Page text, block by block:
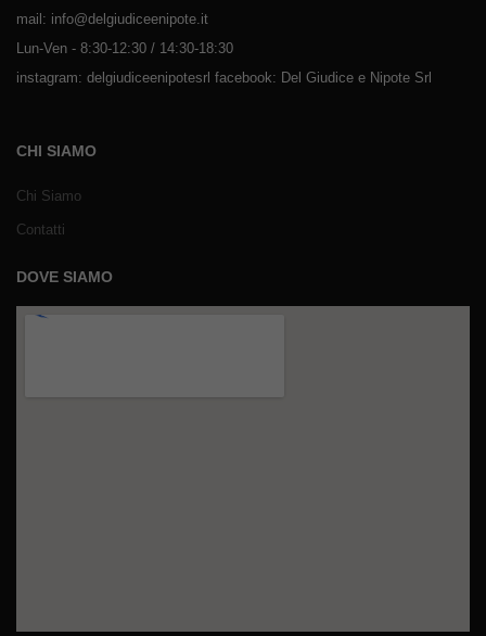
mail: info@delgiudiceenipote.it
Lun-Ven - 8:30-12:30 / 14:30-18:30
instagram: delgiudiceenipotesrl facebook: Del Giudice e Nipote Srl
CHI SIAMO
Chi Siamo
Contatti
DOVE SIAMO